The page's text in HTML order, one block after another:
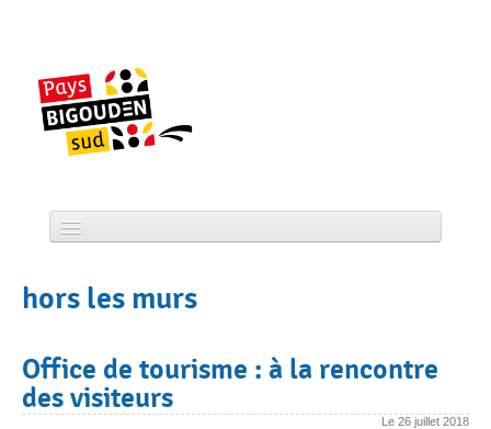
CCPBS
Actualité
hors les murs
Office de tourisme : à la rencontre
des visiteurs
Le 26 juillet 2018